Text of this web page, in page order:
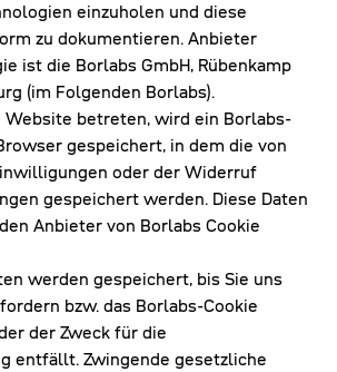
einzuholen und diese
zu dokumentieren. Anbieter
ist die Borlabs GmbH, Rübenkamp
(im Folgenden Borlabs).
Website betreten, wird ein Borlabs-
gespeichert, in dem die von
oder der Widerruf
gespeichert werden. Diese Daten
Anbieter von Borlabs Cookie
werden gespeichert, bis Sie uns
bzw. das Borlabs-Cookie
der Zweck für die
entfällt. Zwingende gesetzliche